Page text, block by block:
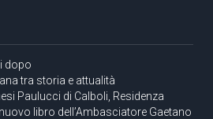
dopo
tra storia e attualità
Paulucci di Calboli, Residenza
nuovo libro dell’Ambasciatore Gaetano